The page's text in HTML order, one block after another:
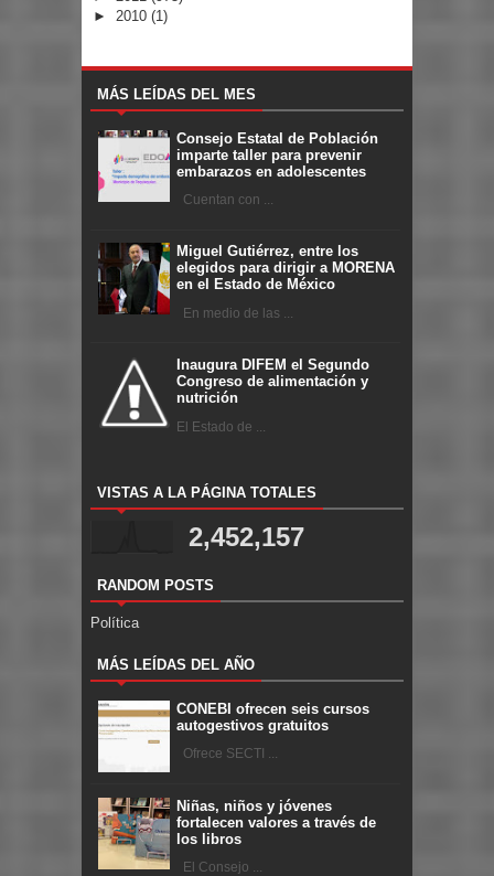
► 2010 (1)
MÁS LEÍDAS DEL MES
Consejo Estatal de Población
imparte taller para prevenir
embarazos en adolescentes
Cuentan con ...
Miguel Gutiérrez, entre los
elegidos para dirigir a MORENA
en el Estado de México
En medio de las ...
Inaugura DIFEM el Segundo
Congreso de alimentación y
nutrición
El Estado de ...
VISTAS A LA PÁGINA TOTALES
2,452,157
RANDOM POSTS
Política
MÁS LEÍDAS DEL AÑO
CONEBI ofrecen seis cursos
autogestivos gratuitos
Ofrece SECTI ...
Niñas, niños y jóvenes
fortalecen valores a través de
los libros
El Consejo ...